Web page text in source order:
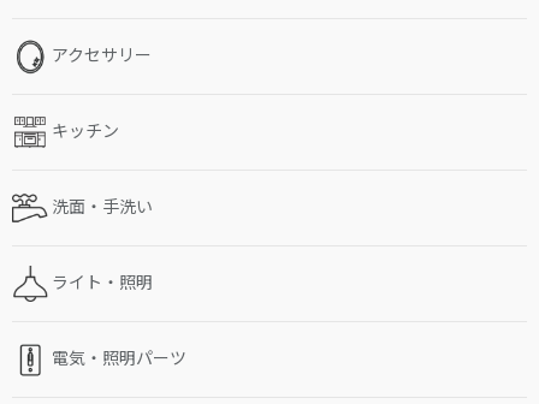
アクセサリー
キッチン
洗面・手洗い
ライト・照明
電気・照明パーツ